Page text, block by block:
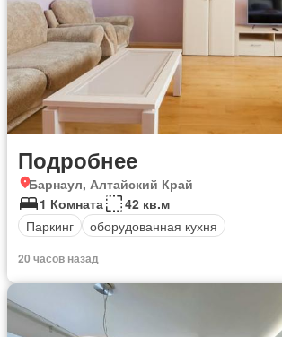
Подробнее
Барнаул, Алтайский Край
1 Комната
42 кв.м
Паркинг
оборудованная кухня
20 часов назад